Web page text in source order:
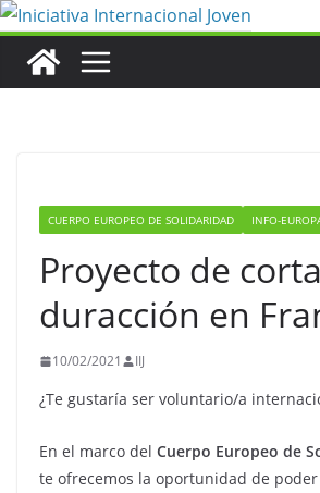
Saltar
contenido
CUERPO EUROPEO DE SOLIDARIDAD INFO-
Proyecto de corta
duracción en
10/02/2021 IIJ
¿Te gustaría ser voluntario/a
En el marco del Cuerpo Europeo de
te ofrecemos la oportunidad de